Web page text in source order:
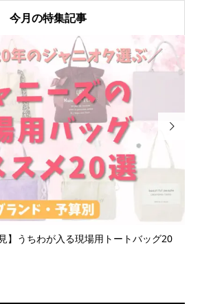
今月の特集記事
】うちわが入る現場用トートバッグ20
